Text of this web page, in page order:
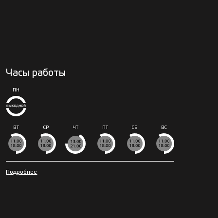
Часы работы
ПН
ВТ СР ЧТ СБ ВС
Подробнее